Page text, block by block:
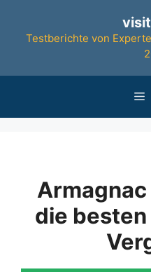
springenTestberichte von
die